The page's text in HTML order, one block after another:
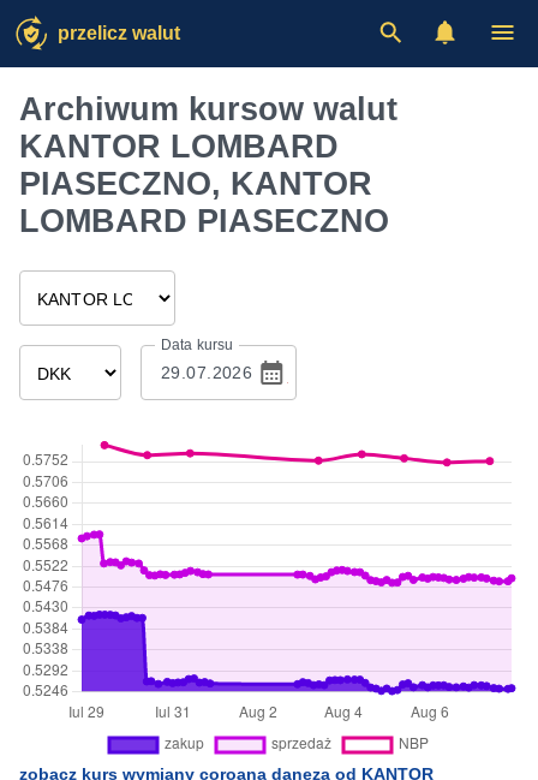
przelicz walut
Archiwum kursow walut
KANTOR LOMBARD
PIASECZNO, KANTOR
LOMBARD PIASECZNO
Data kursu
zobacz kurs wymiany coroana daneza od KANTOR